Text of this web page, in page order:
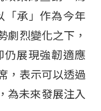
「承」作為今年
劇烈變化之下，
仍展現強韌適應
，表示可以透過
為未來發展注入